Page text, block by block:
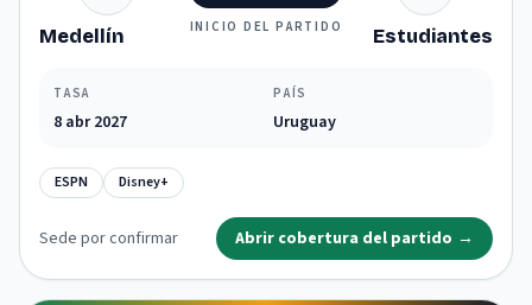
Medellín INICIO DEL PARTIDO Estudiantes
TASA
8 abr 2027
PAÍS
Uruguay
ESPN Disney+
Sede por confirmar Abrir cobertura del partido →